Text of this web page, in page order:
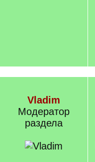
Vladim
Модератор
раздела